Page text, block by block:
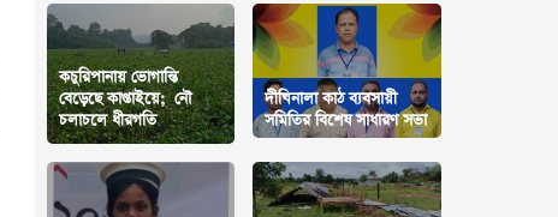
কচুরিপানায় ভোগান্তি
বেড়েছে কাপ্তাইয়ে; নৌ
চলাচলে ধীরগতি
দীঘিনালা কাঠ ব্যবসায়ী
সমিতির বিশেষ সাধারণ সভা